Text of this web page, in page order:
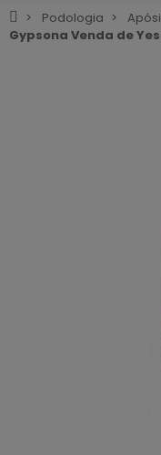
Podologia
Gypsona Venda de